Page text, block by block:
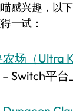
感兴趣，以
一试：
场（Ultra
– Switch平